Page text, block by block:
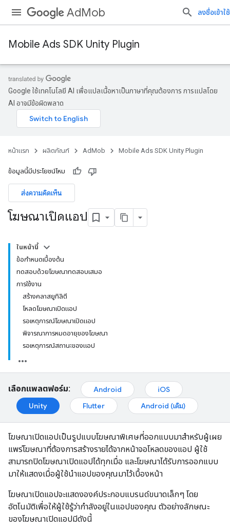
AdMob ลงชื่อเข้าใช้
Mobile Ads SDK Unity Plugin
Google ใช้เทคโนโลยี AI เพื่อแปลเนื้อหาเป็นภาษาที่คุณต้องการ การแปลโดย
AI อาจมีข้อผิดพลาด
หน้าแรก ผลิตภัณฑ์ AdMob Mobile Ads SDK Unity Plugin
ข้อมูลนี้มีประโยชน์ไหม
ส่งความคิดเห็น
โฆษณาเปิดแอป
ในหน้านี้
ข้อกำหนดเบื้องต้น
ทดสอบด้วยโฆษณาทดสอบเสมอ
การใช้งาน
สร้างคลาสยูทิลิตี
โหลดโฆษณาเปิดแอป
รอเหตุการณ์โฆษณาเปิดแอป
พิจารณาการหมดอายุของโฆษณา
รอเหตุการณ์สถานะของแอป
เลือกแพลตฟอร์ม: Android
iOS
Unity
Flutter Android (เดิม)
โฆษณาเปิดแอปเป็นรูปแบบโฆษณาพิเศษที่ออกแบบมาสำหรับผู้เผย
แพร่โฆษณาที่ต้องการสร้างรายได้จากหน้าจอโหลดของแอป ผู้ใช้
สามารถปิดโฆษณาเปิดแอปได้ทุกเมื่อ และโฆษณาได้รับการออกแบบ
มาให้แสดงเมื่อผู้ใช้นำแอปของคุณมาไว้เบื้องหน้า
โฆษณาเปิดแอปจะแสดงองค์ประกอบแบรนด์ขนาดเล็กๆ โดย
อัตโนมัติเพื่อให้ผู้ใช้รู้ว่ากำลังอยู่ในแอปของคุณ ตัวอย่างลักษณะ
ของโฆษณาเปิดแอปมีดังนี้